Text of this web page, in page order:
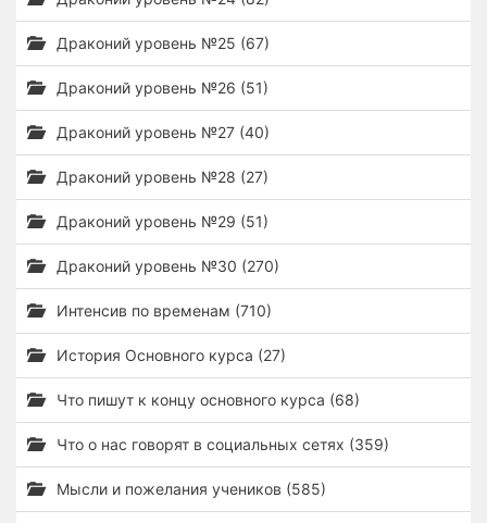
Драконий уровень №25 (67)
Драконий уровень №26 (51)
Драконий уровень №27 (40)
Драконий уровень №28 (27)
Драконий уровень №29 (51)
Драконий уровень №30 (270)
Интенсив по временам (710)
История Основного курса (27)
Что пишут к концу основного курса (68)
Что о нас говорят в социальных сетях (359)
Мысли и пожелания учеников (585)